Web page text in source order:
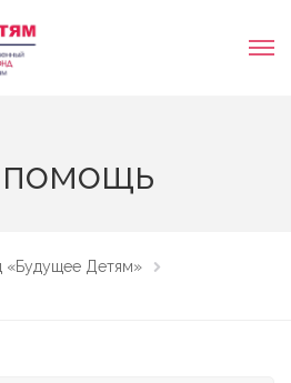
помощь
«Будущее Детям»